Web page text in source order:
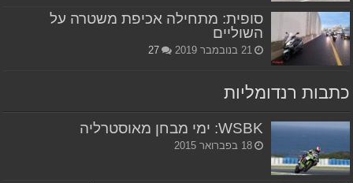
סופית: מתחילה אכיפת משטרה על
השוליים
21 בנובמבר 2019 27
כתבות רנדומליות
WSBK: ימי מבחן מאוסטרליה
18 בפברואר 2015